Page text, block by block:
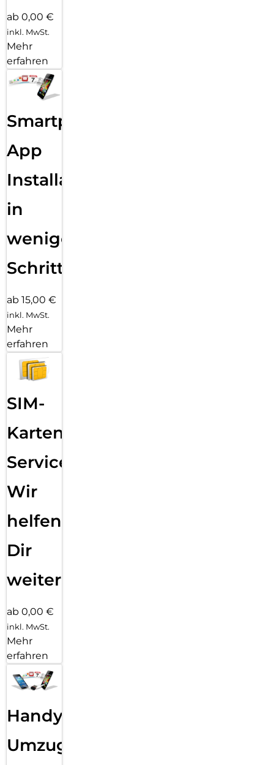
ab 0,00 €
inkl. MwSt.
Mehr
erfahren
Smartphone
App
Installation
in
wenigen
Schritten
ab 15,00 €
inkl. MwSt.
Mehr
erfahren
SIM-
Karten
Service:
Wir
helfen
Dir
weiter
ab 0,00 €
inkl. MwSt.
Mehr
erfahren
Handy
Umzug